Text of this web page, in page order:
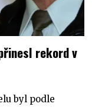
rekord v
byl podle